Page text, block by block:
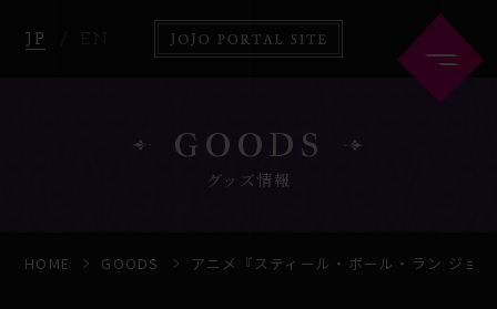
JP
HOME ABOUT
GOODS
グッズ情報
HOME GOODS アニメ『スティール・ボール・ラン ジョ